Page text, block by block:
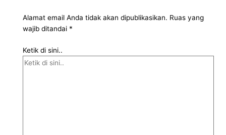
Alamat email Anda tidak akan dipublikasikan. Ruas yang
wajib ditandai *
Ketik di sini..